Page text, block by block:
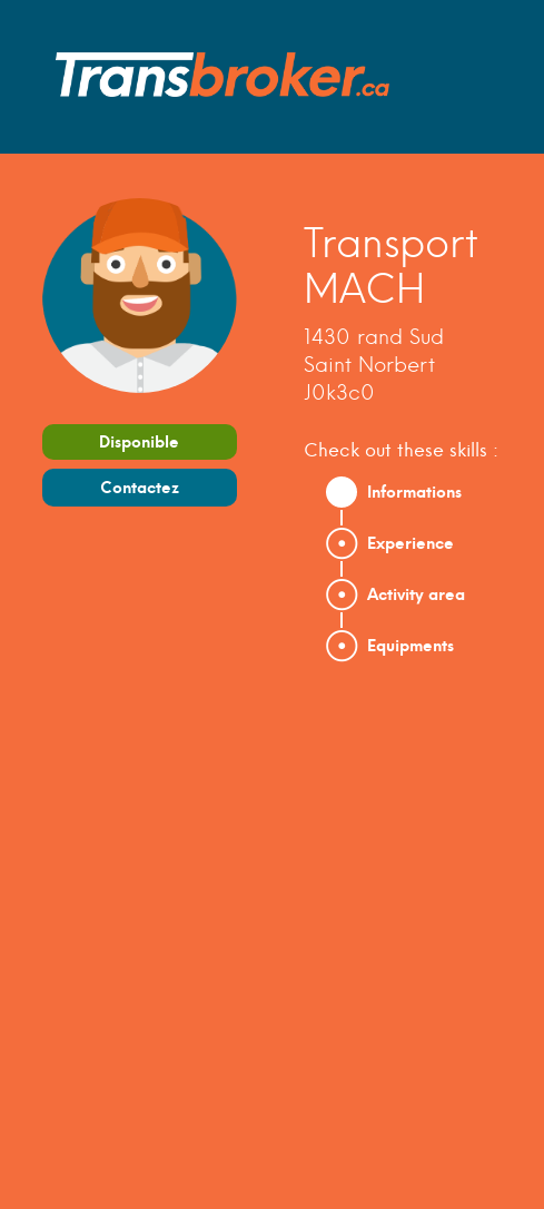
Disponible
Contactez
Transport
MACH
1430 rand Sud
Saint Norbert
J0k3c0
Check out these skills :
Informations
Experience
Activity area
Equipments